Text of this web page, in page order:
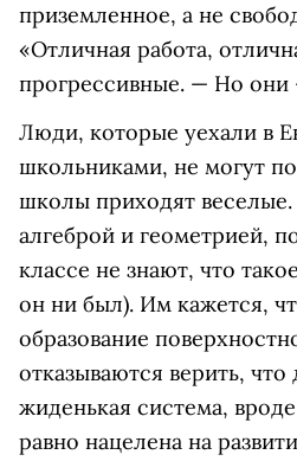
приземленное, а не
«Отличная работа,
прогрессивные. — Но они
Люди, которые уехали в
школьниками, не могут
школы приходят
алгеброй и геометрией,
классе не знают, что
он ни был). Им кажется,
образование
отказываются верить, что
жиденькая система,
равно нацелена на